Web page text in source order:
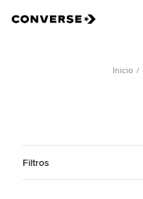
Ir
Ir
Hombre
Inicio /
Filtros